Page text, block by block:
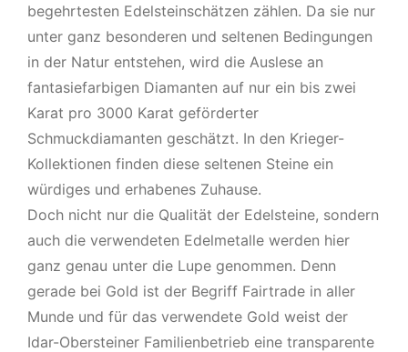
begehrtesten Edelsteinschätzen zählen. Da sie nur
unter ganz besonderen und seltenen Bedingungen
in der Natur entstehen, wird die Auslese an
fantasiefarbigen Diamanten auf nur ein bis zwei
Karat pro 3000 Karat geförderter
Schmuckdiamanten geschätzt. In den Krieger-
Kollektionen finden diese seltenen Steine ein
würdiges und erhabenes Zuhause.
Doch nicht nur die Qualität der Edelsteine, sondern
auch die verwendeten Edelmetalle werden hier
ganz genau unter die Lupe genommen. Denn
gerade bei Gold ist der Begriff Fairtrade in aller
Munde und für das verwendete Gold weist der
Idar-Obersteiner Familienbetrieb eine transparente